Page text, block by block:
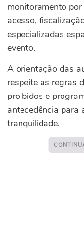
monitoramento
acesso,
especializadas
evento.
A orientação das
respeite as regras
proibidos e
antecedência para
tranquilidade.